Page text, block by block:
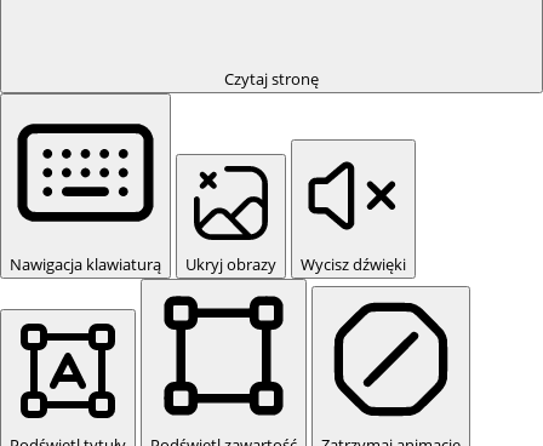
Czytaj stronę
Nawigacja klawiaturą Ukryj obrazy Wycisz dźwięki